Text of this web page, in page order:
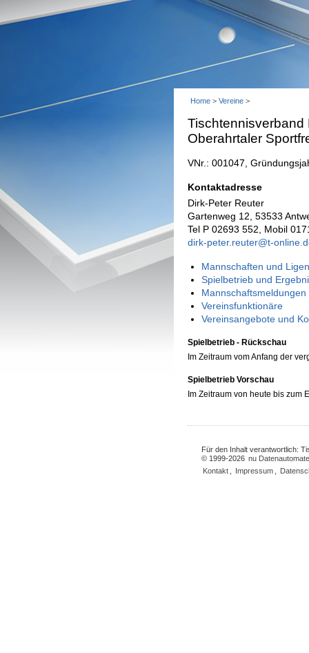
Home > Vereine >
Tischtennisverband
Oberahrtaler
VNr.: 001047,
Kontaktadresse
Dirk-Peter Reuter
Gartenweg 12, 53533
Tel P 02693 552, Mobil
dirk-peter.reuter@t-
Mannschaften und
Spielbetrieb und
Vereinsfunktionäre
Vereinsangebote und
Spielbetrieb - Rückschau
Im Zeitraum vom Anfang der
Spielbetrieb Vorschau
Im Zeitraum von heute bis zum
Für den Inhalt verantwortlich:
© 1999-2026 nu
Kontakt
Impressum